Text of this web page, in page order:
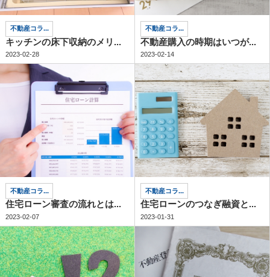
不動産コラ...
キッチンの床下収納のメリ...
2023-02-28
不動産コラ...
不動産購入の時期はいつが...
2023-02-14
不動産コラ...
住宅ローン審査の流れとは...
2023-02-07
不動産コラ...
住宅ローンのつなぎ融資と...
2023-01-31